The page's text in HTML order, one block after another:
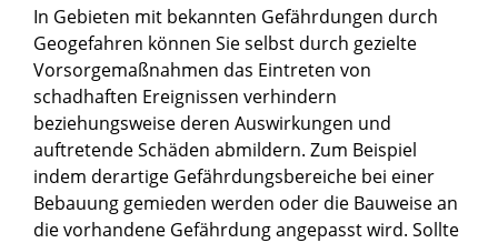
In Gebieten mit bekannten Gefährdungen durch
Geogefahren können Sie selbst durch gezielte
Vorsorgemaßnahmen das Eintreten von
schadhaften Ereignissen verhindern
beziehungsweise deren Auswirkungen und
auftretende Schäden abmildern. Zum Beispiel
indem derartige Gefährdungsbereiche bei einer
Bebauung gemieden werden oder die Bauweise an
die vorhandene Gefährdung angepasst wird. Sollte